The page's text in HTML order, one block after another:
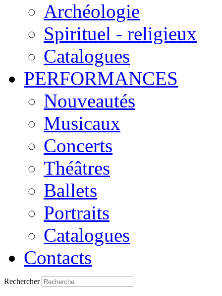
Archéologie
Spirituel - religieux
Catalogues
PERFORMANCES
Nouveautés
Musicaux
Concerts
Théâtres
Ballets
Portraits
Catalogues
Contacts
Rechercher